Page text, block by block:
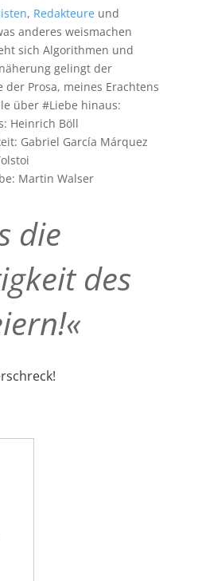
, Redakteureund
anderes weismachen
sich Algorithmen und
gelingt der
Prosa, meines Erachtens
über #Liebe hinaus:
Heinrich Böll
Gabriel García Márquez
Martin Walser
die
des